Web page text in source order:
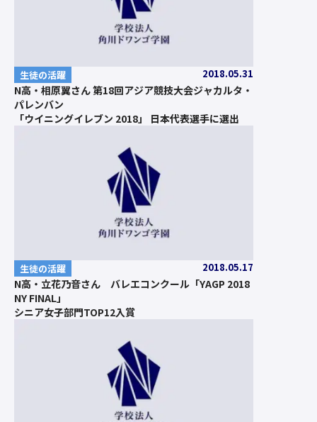
生徒の活躍 2018.05.31
N高・相原翼さん 第18回アジア競技大会ジャカルタ・
パレンバン
「ウイニングイレブン 2018」 日本代表選手に選出
生徒の活躍 2018.05.17
N高・立花乃音さん バレエコンクール「YAGP 2018
NY FINAL」
シニア女子部門TOP12入賞